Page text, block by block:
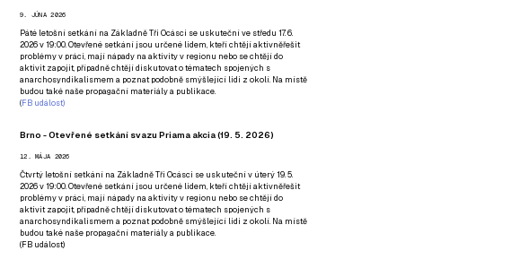
9. JÚNA 2026
Páté letošní setkání na Základně Tři Ocásci se uskuteční ve středu 17. 6.
2026 v 19:00. Otevřené setkání jsou určené lidem, kteří chtějí aktivněřešit
problémy v práci, mají nápady na aktivity v regionu nebo se chtějí do
aktivit zapojit, případně chtějí diskutovat o tématech spojených s
anarchosyndikalismem a poznat podobně smýšlející lidi z okolí. Na místě
budou také naše propagační materiály a publikace.
(FB událost)
Brno - Otevřené setkání svazu Priama akcia (19. 5. 2026)
12. MÁJA 2026
Čtvrtý letošní setkání na Základně Tři Ocásci se uskuteční v úterý 19. 5.
2026 v 19:00. Otevřené setkání jsou určené lidem, kteří chtějí aktivněřešit
problémy v práci, mají nápady na aktivity v regionu nebo se chtějí do
aktivit zapojit, případně chtějí diskutovat o tématech spojených s
anarchosyndikalismem a poznat podobně smýšlející lidi z okolí. Na místě
budou také naše propagační materiály a publikace.
(FB událost)